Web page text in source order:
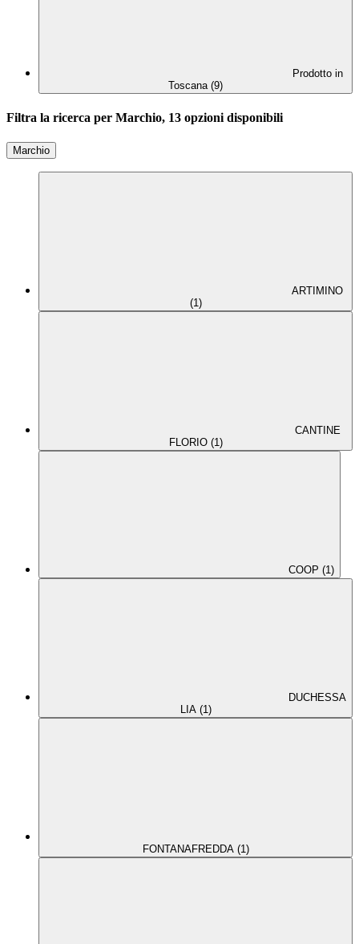
Prodotto in
Toscana (9)
Filtra la ricerca per Marchio, 13 opzioni disponibili
Marchio
ARTIMINO
(1)
CANTINE
FLORIO (1)
COOP (1)
DUCHESSA
LIA (1)
FONTANAFREDDA (1)